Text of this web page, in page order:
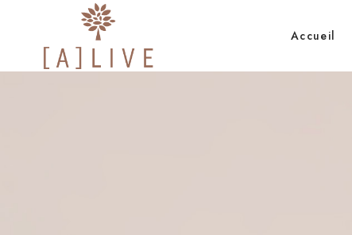
Accueil